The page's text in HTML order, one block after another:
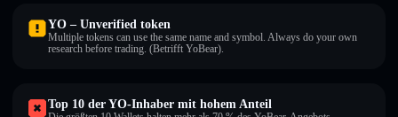
YO – Unverified token
Multiple tokens can use the same name and symbol. Always do your own
research before trading. (Betrifft YoBear).
Top 10 der YO-Inhaber mit hohem Anteil